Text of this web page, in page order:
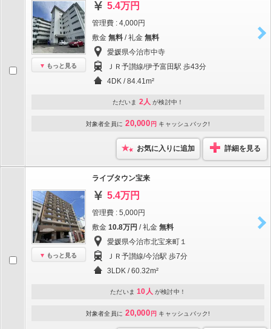
もっと見る
5.4万円
管理費 : 4,000円
敷金 無料 / 礼金 無料
愛媛県今治市中寺
ＪＲ予讃線/伊予富田駅 歩43分
4DK / 84.41m²
ただいま 2人 が検討中！
対象者全員に 20,000 円 キャッシュバック!
お気に入りに追加 詳細を見る
もっと見る
ライブタウン宝来
5.4万円
管理費 : 5,000円
敷金 10.8万円 / 礼金 無料
愛媛県今治市北宝来町１
ＪＲ予讃線/今治駅 歩7分
3LDK / 60.32m²
ただいま 10人 が検討中！
対象者全員に 20,000 円 キャッシュバック!